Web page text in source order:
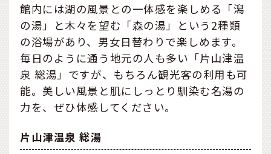
館内には湖の風景との一体感を楽しめる「潟
の湯」と木々を望む「森の湯」という2種類
の浴場があり、男女日替わりで楽しめます。
毎日のように通う地元の人も多い「片山津温
泉 総湯」ですが、もちろん観光客の利用も可
能。美しい風景と肌にしっとり馴染む名湯の
力を、ぜひ体感してください。
片山津温泉 総湯